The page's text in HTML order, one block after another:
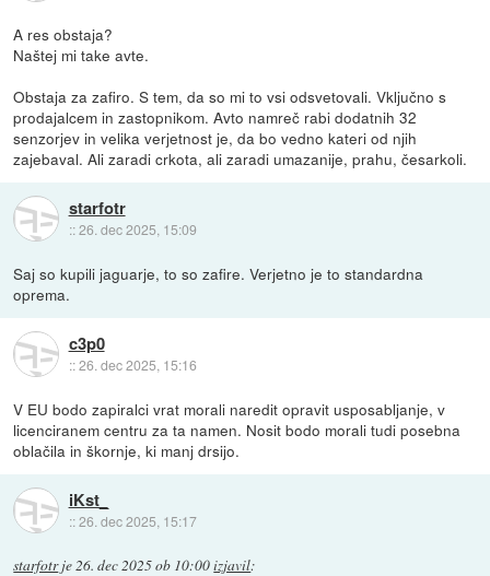
A res obstaja?
Naštej mi take avte.
Obstaja za zafiro. S tem, da so mi to vsi odsvetovali. Vključno s
prodajalcem in zastopnikom. Avto namreč rabi dodatnih 32
senzorjev in velika verjetnost je, da bo vedno kateri od njih
zajebaval. Ali zaradi crkota, ali zaradi umazanije, prahu, česarkoli.
starfotr
::26. dec 2025, 15:09
Saj so kupili jaguarje, to so zafire. Verjetno je to standardna
oprema.
c3p0
::26. dec 2025, 15:16
V EU bodo zapiralci vrat morali naredit opravit usposabljanje, v
licenciranem centru za ta namen. Nosit bodo morali tudi posebna
oblačila in škornje, ki manj drsijo.
iKst_
::26. dec 2025, 15:17
starfotrje26. dec 2025 ob 10:00izjavil: